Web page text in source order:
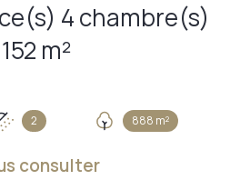
152 m²
2 888 m²
consulter